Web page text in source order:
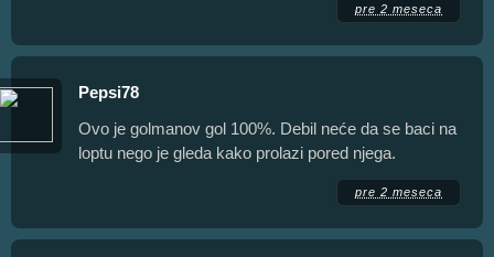
pre 2 meseca
Pepsi78
Ovo je golmanov gol 100%. Debil neće da se baci na
loptu nego je gleda kako prolazi pored njega.
pre 2 meseca